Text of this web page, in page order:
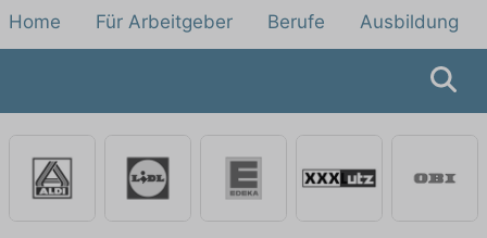
Home Für Arbeitgeber Berufe Ausbildung